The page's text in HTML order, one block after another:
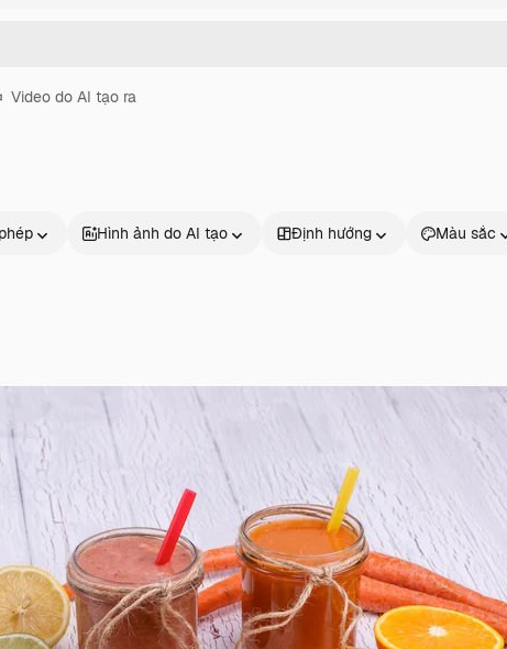
Video do AI tạo ra
Hình ảnh do AI tạo Định hướng Màu sắc
tạo giúp bạn làm chủ những
sắc nhất. Hơn 1 triệu người
các nhà sáng tạo, doanh
và studio.
Sản phẩm
Spaces
Trợ Lý AI
Trình tạo hình ảnh
AI
Trình tạo video AI
Bắt đầu
Academy
Tài liệu
Hỗ trợ
Điều khoản sử
dụng